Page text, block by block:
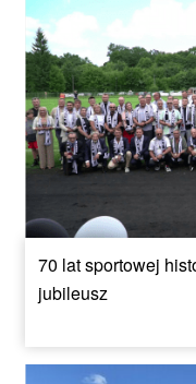
70 lat sportowej
jubileusz